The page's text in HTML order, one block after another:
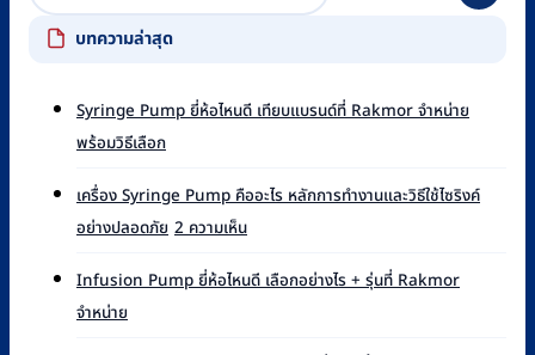
บทความล่าสุด
Syringe Pump ยี่ห้อไหนดี เทียบแบรนด์ที่ Rakmor จำหน่าย
พร้อมวิธีเลือกไม่มี
เห็น
บน
Syringe
ยี่ห้อ
เครื่อง Syringe Pump คืออะไร หลักการทำงานและวิธีใช้ไซริงค์
อย่างปลอดภัย 2 ความเห็นบน
Syringe
Pump
Infusion Pump ยี่ห้อไหนดี เลือกอย่างไร + รุ่นที่ Rakmor
จำหน่าย